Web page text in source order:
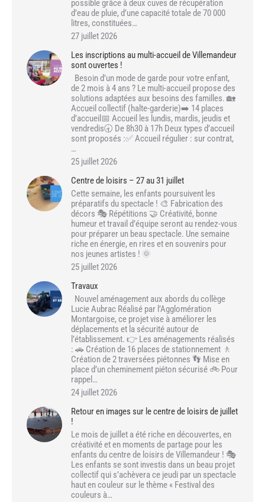
possible grâce à deux cuves de récupération
d’eau de pluie, d’une capacité totale de 70 000
litres, constituées…
27 juillet 2026
Les inscriptions au multi-accueil de Villemandeur
sont ouvertes !
Besoin d’un mode de garde pour votre enfant,
de 2 mois à 4 ans ? Le multi-accueil propose des
solutions adaptées aux besoins des familles. 🏡
Accueil collectif (halte-garderie)➡️ 14 places
d’accueil📅 Accueil les lundis, mardis, jeudis et
vendredis🕣 De 8h30 à 17h Deux types d’accueil
sont proposés :✅ Accueil régulier : sur contrat,
…
25 juillet 2026
Centre de loisirs – 27 au 31 juillet
Cette semaine, les enfants poursuivent les
préparatifs du spectacle ! 🎨 Fabrication des
décors 🎭 Répétitions 🤝 Créativité, bonne
humeur et travail d’équipe seront au rendez-vous
pour préparer un beau spectacle. Une semaine
riche en énergie, en rires et en souvenirs pour
nos jeunes artistes ! 🌞
25 juillet 2026
Travaux
Nouvel aménagement aux abords du collège
Lucie Aubrac Réalisé par l’Agglomération
Montargoise, ce projet vise à améliorer les
déplacements et la sécurité autour de
l’établissement. 👉 Les aménagements réalisés
: 🚗 Création de 16 places de stationnement 🚶
Création de 2 traversées piétonnes 👣 Mise en
place d’un cheminement piéton sécurisé 🚲 Pour
rappel…
24 juillet 2026
Retour en images sur le centre de loisirs de juillet
!
Le mois de juillet a été riche en découvertes, en
créativité et en moments de partage pour les
enfants du centre de loisirs de Villemandeur ! 🎭
Les enfants se sont investis dans un beau projet
collectif qui s’achèvera ce jeudi par un spectacle
haut en couleur sur le thème « Festival des
couleurs à…